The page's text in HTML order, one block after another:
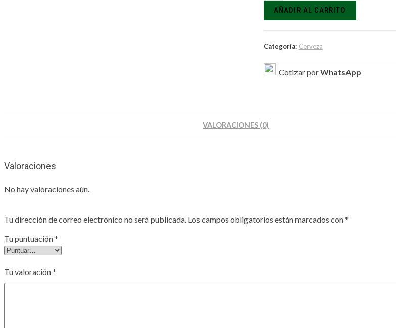
AÑADIR AL CARRITO
Categoría: Cerveza
Cotizar porWhatsApp
VALORACIONES (0)
Valoraciones
No hay valoraciones aún.
Tu dirección de correo electrónico no será publicada. Los campos obligatorios están marcados con*
Tu puntuación*
Tu valoración*